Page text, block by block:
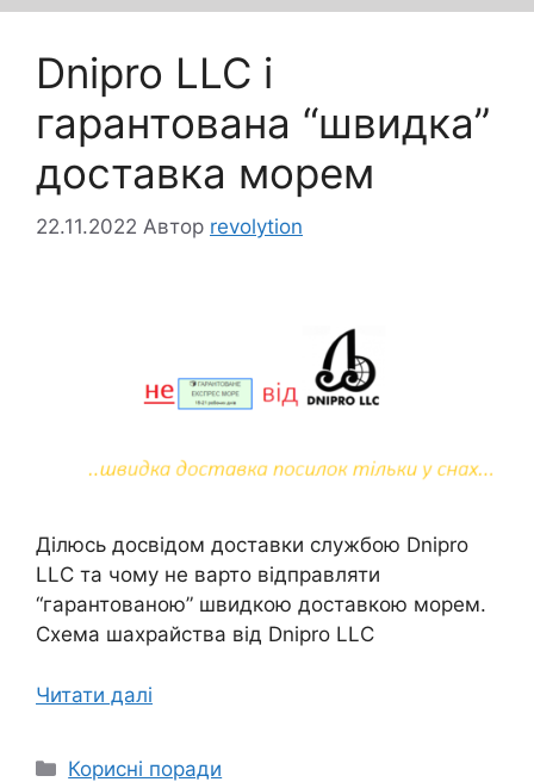
Dnipro LLC і
гарантована “швидка”
доставка морем
22.11.2022 Автор revolytion
Ділюсь досвідом доставки службою Dnipro
LLC та чому не варто відправляти
“гарантованою” швидкою доставкою морем.
Схема шахрайства від Dnipro LLC
Читати далі
Категорії
Корисні поради